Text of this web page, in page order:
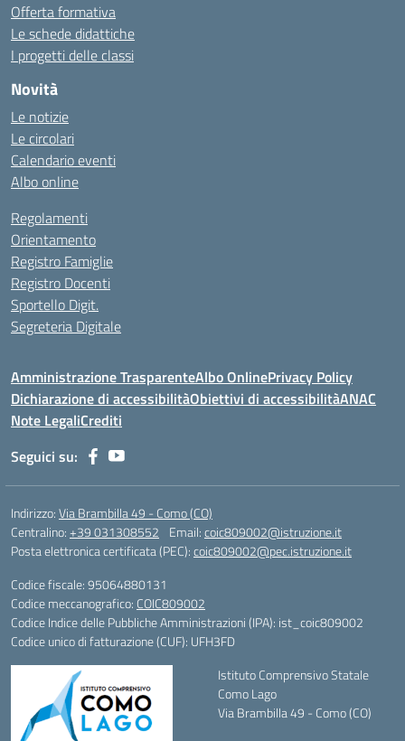
Offerta formativa
Le schede didattiche
I progetti delle classi
Novità
Le notizie
Le circolari
Calendario eventi
Albo online
Regolamenti
Orientamento
Registro Famiglie
Registro Docenti
Sportello Digit.
Segreteria Digitale
Amministrazione TrasparenteAlbo OnlinePrivacy Policy
Dichiarazione di accessibilitàObiettivi di accessibilitàANAC
Note LegaliCrediti
Seguici su:
Indirizzo:Via Brambilla 49 - Como (CO)
Centralino:+39 031308552 Email:coic809002@istruzione.it
Posta elettronica certificata (PEC):coic809002@pec.istruzione.it
Codice fiscale: 95064880131
Codice meccanografico: COIC809002
Codice Indice delle Pubbliche Amministrazioni (IPA): ist_coic809002
Codice unico di fatturazione (CUF): UFH3FD
Istituto Comprensivo Statale
Como Lago
Via Brambilla 49 - Como (CO)